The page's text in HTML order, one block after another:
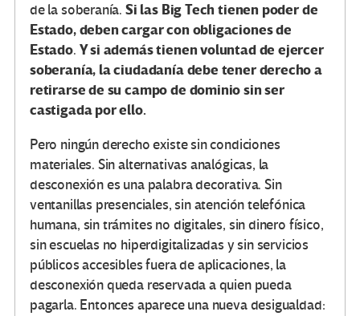
de la soberanía. Si las Big Tech tienen poder de
Estado, deben cargar con obligaciones de
Estado. Y si además tienen voluntad de ejercer
soberanía, la ciudadanía debe tener derecho a
retirarse de su campo de dominio sin ser
castigada por ello.
Pero ningún derecho existe sin condiciones
materiales. Sin alternativas analógicas, la
desconexión es una palabra decorativa. Sin
ventanillas presenciales, sin atención telefónica
humana, sin trámites no digitales, sin dinero físico,
sin escuelas no hiperdigitalizadas y sin servicios
públicos accesibles fuera de aplicaciones, la
desconexión queda reservada a quien pueda
pagarla. Entonces aparece una nueva desigualdad: